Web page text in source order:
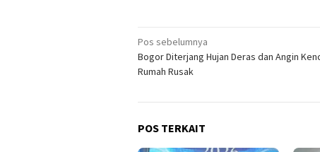
Navigasi
pos
Pos sebelumnya
Bogor Diterjang Hujan Deras dan Angin
Rumah Rusak
POS TERKAIT